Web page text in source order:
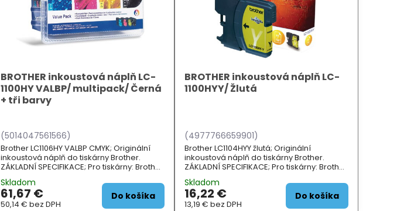
BROTHER inkoustová náplň LC-
1100HY VALBP/ multipack/ Černá
+ tři barvy
(5014047561566)
Brother LC1106HY VALBP CMYK; Originální
inkoustová náplň do tiskárny Brother.
ZÁKLADNÍ SPECIFIKACE; Pro tiskárny: Brother
DCP6690CW, MFC5890CN, MFC5895CW,
MFC6490CW, MFC68...
Skladom
61,67 €
50,14 €bez DPH
Do košíka
BROTHER inkoustová náplň LC-
1100HYY/ Žlutá
(4977766659901)
Brother LC1104HYY žlutá; Originální
inkoustová náplň do tiskárny Brother.
ZÁKLADNÍ SPECIFIKACE; Pro tiskárny: Brother
DCP6690CW, MFC5890CN, MFC5895CW,
MFC6490CW, MFC6890CD...
Skladom
16,22 €
13,19 €bez DPH
Do košíka